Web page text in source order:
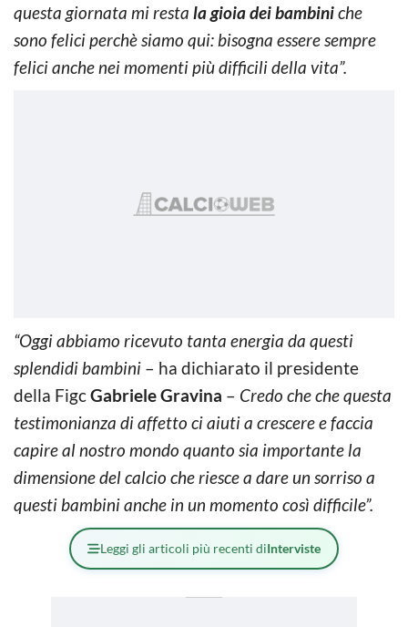
questa giornata mi resta la gioia dei bambiniche
sono felici perchè siamo qui: bisogna essere sempre
felici anche nei momenti più difficili della vita”.
“Oggi abbiamo ricevuto tanta energia da questi
splendidi bambini – ha dichiarato il presidente
della FigcGabriele Gravina – Credo che che questa
testimonianza di affetto ci aiuti a crescere e faccia
capire al nostro mondo quanto sia importante la
dimensione del calcio che riesce a dare un sorriso a
questi bambini anche in un momento così difficile”.
Leggi gli articoli più recenti diInterviste